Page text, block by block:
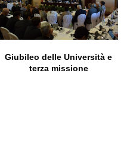
Giubileo delle Università e
terza missione